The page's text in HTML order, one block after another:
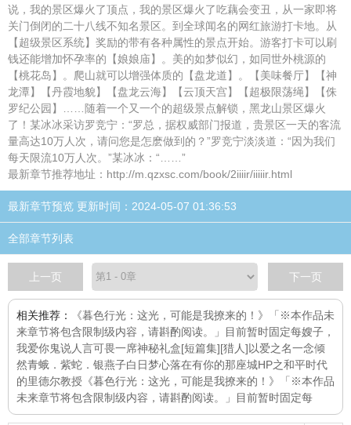
说，我的景区爆火了顶点，我的景区爆火了吃藕会变丑，从一家即将
关门倒闭的二十八线不知名景区。到全球闻名的网红旅游打卡地。从
【超级景区系统】奖励的带有各种属性的景点开始。游客打卡可以刷
钱还能增加怀孕率的【娘娘庙】。美的如梦似幻，如同世外桃源的
【桃花岛】。爬山就可以增强体质的【盘龙道】。【美味餐厅】【神
龙潭】【丹霞地貌】【盘龙云海】【云顶天宫】【超极限荡绳】【侏
罗纪公园】……随着一个又一个的超级景点解锁，黑龙山景区爆火
了！某冰冰采访罗竞宁：“罗总，据权威部门报道，贵景区一天的客流
量高达10万人次，请问您是怎麽做到的？”罗竞宁淡淡道：“因为我们
每天限流10万人次。”某冰冰：“……”
最新章节推荐地址：http://m.qzxsc.com/book/2iiiir/iiiiir.html
最新章节预览 更新时间：2024-05-07 01:36:53
全部章节列表
上一页 下一页
相关推荐：
《暮色行光：这光，可能是我撩来的！》「※本作品未
来章节将包含限制级内容，请斟酌阅读。」目前暂时固定每嫂子，
我爱你鬼说人言可畏一席神秘礼盒[短篇集][猎人]以爱之名一念倾
然青蛾．紫蛇．银燕子白日梦心落在有你的那座城HP之和平时代
的里德尔教授 《暮色行光：这光，可能是我撩来的！》「※本作品
未来章节将包含限制级内容，请斟酌阅读。」目前暂时固定每